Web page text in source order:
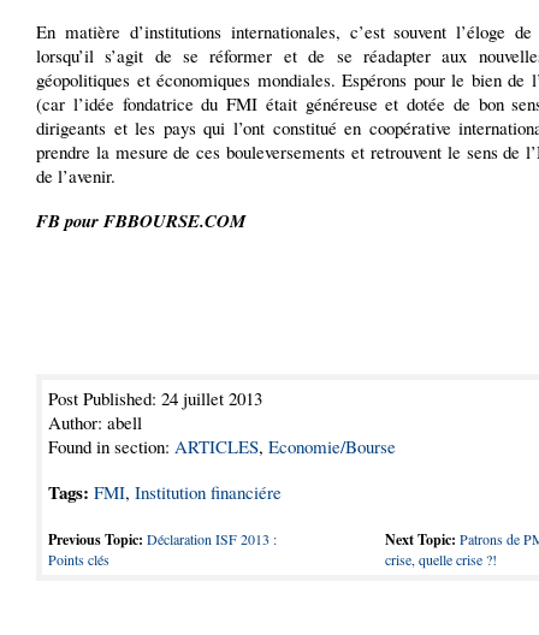
En matière d’institutions internationales, c’est souvent l’éloge
lorsqu’il s’agit de se réformer et de se réadapter aux
géopolitiques et économiques mondiales. Espérons pour le bien de
(car l’idée fondatrice du FMI était généreuse et dotée de bon
dirigeants et les pays qui l’ont constitué en coopérative
prendre la mesure de ces bouleversements et retrouvent le sens de
de l’avenir.
FB pour FBBOURSE.COM
Post Published: 24 juillet 2013
Author: abell
Found in section: ARTICLES, Economie/Bourse
Tags: FMI, Institution financiére
Previous Topic: Déclaration ISF 2013 :
Points clés
Next Topic: Patrons de
crise, quelle crise ?!